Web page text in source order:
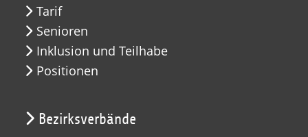
Tarif
Senioren
Inklusion und Teilhabe
Positionen
Bezirksverbände